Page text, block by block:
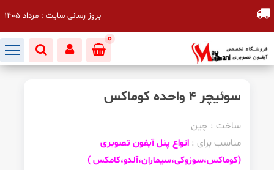
سوئیچر 4 واحده کوماکس
ساخت : چین
مناسب برای : انواع پنل آیفون تصویری
(کوماکس،سوزوکی،سیماران،آلدو،کامکس )
بروز رسانی سایت : مرداد 1405
0